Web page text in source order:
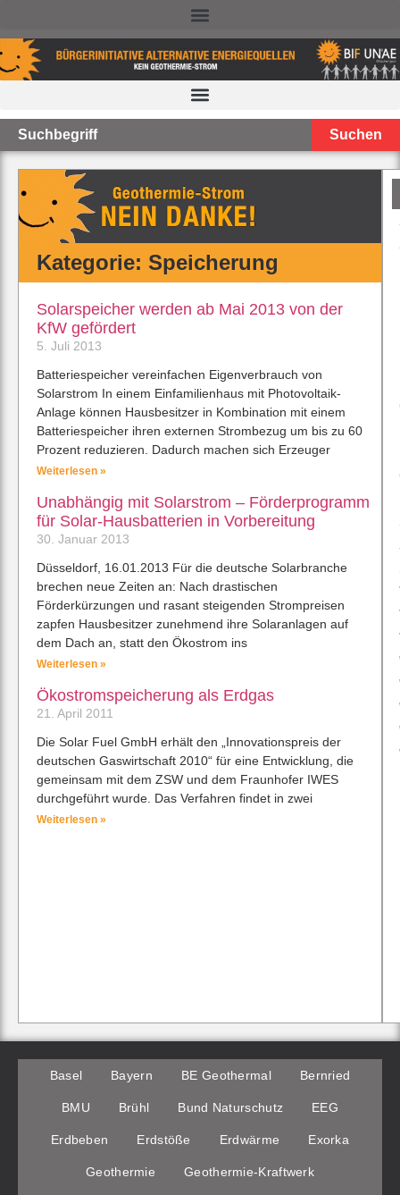
Suchen
Kategorie: Speicherung
Solarspeicher werden ab Mai 2013 von der
KfW gefördert
5. Juli 2013
Batteriespeicher vereinfachen Eigenverbrauch von
Solarstrom In einem Einfamilienhaus mit Photovoltaik-
Anlage können Hausbesitzer in Kombination mit einem
Batteriespeicher ihren externen Strombezug um bis zu 60
Prozent reduzieren. Dadurch machen sich Erzeuger
Weiterlesen »
Unabhängig mit Solarstrom – Förderprogramm
für Solar-Hausbatterien in Vorbereitung
30. Januar 2013
Düsseldorf, 16.01.2013 Für die deutsche Solarbranche
brechen neue Zeiten an: Nach drastischen
Förderkürzungen und rasant steigenden Strompreisen
zapfen Hausbesitzer zunehmend ihre Solaranlagen auf
dem Dach an, statt den Ökostrom ins
Weiterlesen »
Ökostromspeicherung als Erdgas
21. April 2011
Die Solar Fuel GmbH erhält den „Innovationspreis der
deutschen Gaswirtschaft 2010“ für eine Entwicklung, die
gemeinsam mit dem ZSW und dem Fraunhofer IWES
durchgeführt wurde. Das Verfahren findet in zwei
Weiterlesen »
Basel Bayern BE Geothermal Bernried
BMU Brühl Bund Naturschutz EEG
Erdbeben Erdstöße Erdwärme Exorka
Geothermie Geothermie-Kraftwerk